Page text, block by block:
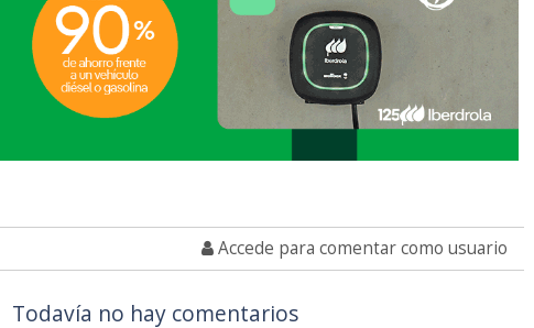
Accede para comentar como usuario
Todavía no hay comentarios